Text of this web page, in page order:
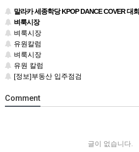
말라카 세종학당 KPOP DANCE COVER 대회
벼룩시장
벼룩시장
유원칼럼
벼룩시장
유원 칼럼
[정보]부동산 입주점검
Comment
글이 없습니다.